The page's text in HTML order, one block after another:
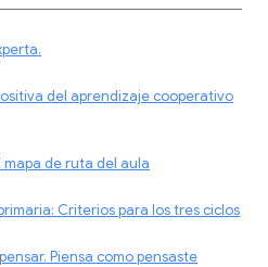
del aprendizaje cooperativo
mapa de ruta del aula
Criterios para los tres ciclos
Piensa como pensaste